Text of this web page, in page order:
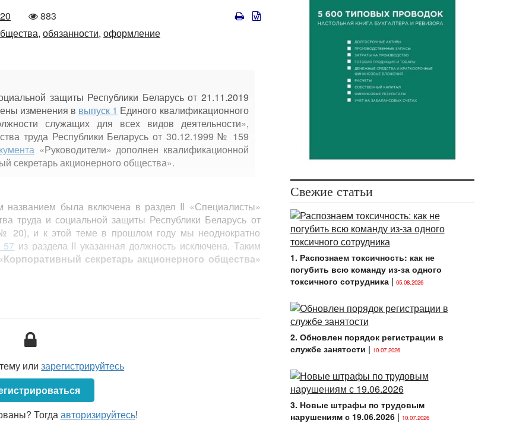
Количество
просмотров
883
обязанности, оформление
защиты Республики Беларусь от 21.11.2019
изменения в выпуск 1 Единого квалификационного
служащих для всех видов деятельности»,
труда Республики Беларусь от 30.12.1999 № 159
«Руководители» дополнен квалификационной
секретарь акционерного общества».
была включена в раздел II «Специалисты»
труда и социальной защиты Республики Беларусь от
и к этой теме в прошлом году мы неоднократно
из раздела II указанная должность исключена. Таким
секретарь акционерного общества»
по соответствующему направлению деятельности
изменения, если в акционерном обществе
секретарь акционерного общества», введенной
№ 20.
илизарегистрируйтесь
Тогдаавторизируйтесь!
Свежие статьи
1. Распознаем токсичность: как не
погубить всю команду из-за одного
токсичного сотрудника| 05.08.2026
2. Обновлен порядок регистрации в
службе занятости | 10.07.2026
3. Новые штрафы по трудовым
нарушениям с 19.06.2026| 10.07.2026